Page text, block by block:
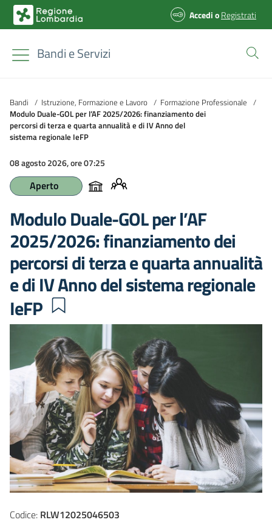
AccedioRegistrati
Bandi e Servizi
Bandi / Istruzione, Formazione e Lavoro / Formazione Professionale /
Modulo Duale-GOL per l’AF 2025/2026: finanziamento dei
percorsi di terza e quarta annualità e di IV Anno del
sistema regionale IeFP
08 agosto 2026, ore 07:25
Aperto
Modulo Duale-GOL per l’AF
2025/2026: finanziamento dei
percorsi di terza e quarta annualità
e di IV Anno del sistema regionale
IeFP
Codice: RLW12025046503